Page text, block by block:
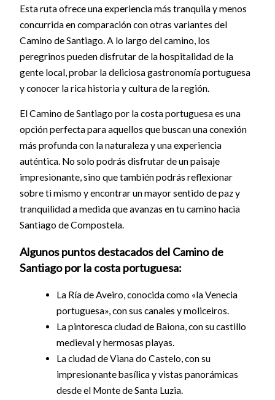
Esta ruta ofrece una experiencia más tranquila y menos
concurrida en comparación con otras variantes del
Camino de Santiago. A lo largo del camino, los
peregrinos pueden disfrutar de la hospitalidad de la
gente local, probar la deliciosa gastronomía portuguesa
y conocer la rica historia y cultura de la región.
El Camino de Santiago por la costa portuguesa es una
opción perfecta para aquellos que buscan una conexión
más profunda con la naturaleza y una experiencia
auténtica. No solo podrás disfrutar de un paisaje
impresionante, sino que también podrás reflexionar
sobre ti mismo y encontrar un mayor sentido de paz y
tranquilidad a medida que avanzas en tu camino hacia
Santiago de Compostela.
Algunos puntos destacados del Camino de
Santiago por la costa portuguesa:
La Ría de Aveiro, conocida como «la Venecia
portuguesa», con sus canales y moliceiros.
La pintoresca ciudad de Baiona, con su castillo
medieval y hermosas playas.
La ciudad de Viana do Castelo, con su
impresionante basílica y vistas panorámicas
desde el Monte de Santa Luzia.